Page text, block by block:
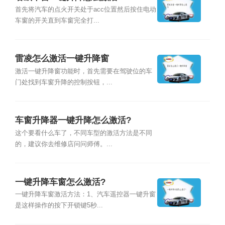
首先将汽车的点火开关处于acc位置然后按住电动
车窗的开关直到车窗完全打...
雷凌怎么激活一键升降窗
激活一键升降窗功能时，首先需要在驾驶位的车
门处找到车窗升降的控制按钮，...
车窗升降器一键升降怎么激活?
这个要看什么车了，不同车型的激活方法是不同
的，建议你去维修店问问师傅。...
一键升降车窗怎么激活?
一键升降车窗激活方法：1、汽车遥控器一键升窗
是这样操作的按下开锁键5秒...